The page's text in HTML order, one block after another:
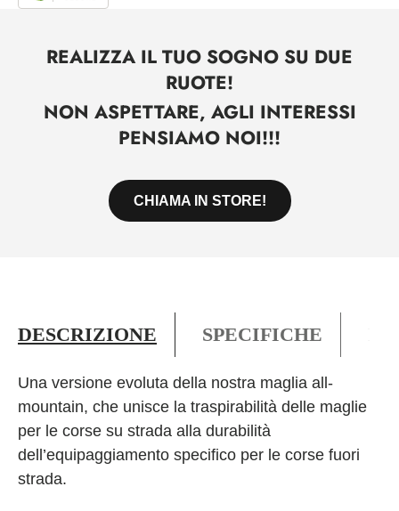
REALIZZA IL TUO SOGNO SU DUE
RUOTE!
NON ASPETTARE, AGLI INTERESSI
PENSIAMO NOI!!!
CHIAMA IN STORE!
DESCRIZIONE SPECIFICHE
Una versione evoluta della nostra maglia all-
mountain, che unisce la traspirabilità delle maglie
per le corse su strada alla durabilità
dell’equipaggiamento specifico per le corse fuori
strada.